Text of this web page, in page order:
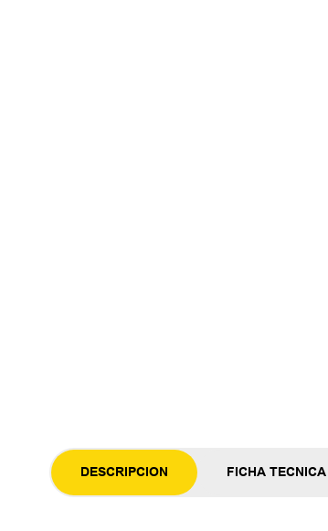
DESCRIPCION FICHA TECNICA